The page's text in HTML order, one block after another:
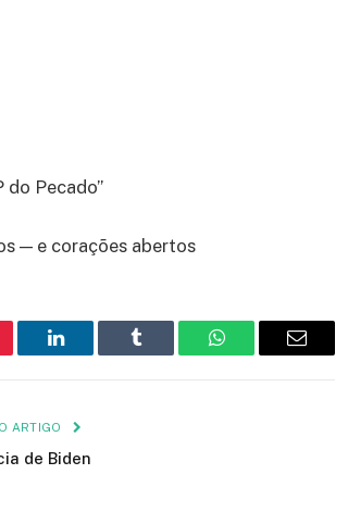
do Pecado”
— e corações abertos
LinkedIn Tumblr WhatsAppE-
ARTIGO
de Biden